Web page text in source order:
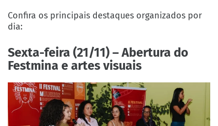
Confira os principais destaques organizados por
dia:
Sexta-feira (21/11) – Abertura do
Festmina e artes visuais